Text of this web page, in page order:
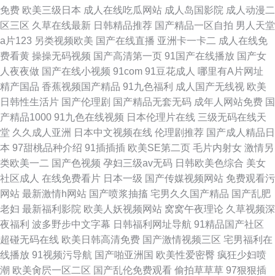
免费 欧美三级日本 成人在线吃瓜网站 成人岛国影院 成人动漫二
区三区 久草在线最新 日韩精品推荐 国产精品一区自拍 男人天堂
a片123 另类视频欧美 国产在线直播 亚洲卡一卡二 成人在线免
费看黄 操操无码视频 国产高清第一页 91国产在线播放 国产女
人夜夜做 国产在线小视频 91com 91豆花成人 哪里有A片网址
精产国品 香蕉视频国产精品 91九色福利 成人国产无线视 欧美
日韩性生活片 国产伦理剧 国产精品无套无码 成年人网站免费 国
产精品1000 91九色在线视频 日本伦理片在线 三级无码在线天
堂 久久成人亚洲 日本中文视频在线 伦理剧推荐 国产成人精品日
本 97甜桃品种介绍 91插插插 欧美SE第二页 毛片内射女 激情另
类欧美一二 国产色视频 孕妇三级av无码 日韩欧美色综合 美女
社区成人 在线免费看片 日本一级 国产传媒视频网站 免费观看污
网站 最新激情h网站 国产喷浆抽搐 宅男久久国产精品 国产乱肥
老妇 最新福利影院 欧美人妖视频网站 窝窝午夜理论 久草视频深
夜福利 波多野步中文字幕 日韩福利网址导航 91精品国产社区
超碰无码在线 欧美日韩高清免费 国产激情视频三区 宅男福利在
线播放 91视频污导航 国产啪亚洲国 欧美性爱密臀 疯狂少妇喷
潮 欧美肏屄一区二区 国产乱伦免费观看 偷拍草草草 97狠狠插